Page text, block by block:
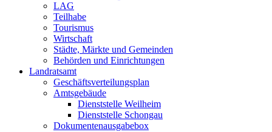
LAG
Teilhabe
Tourismus
Wirtschaft
Städte, Märkte und Gemeinden
Behörden und Einrichtungen
Landratsamt
Geschäftsverteilungsplan
Amtsgebäude
Dienststelle Weilheim
Dienststelle Schongau
Dokumentenausgabebox